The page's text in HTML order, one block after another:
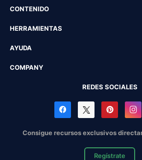
CONTENIDO
HERRAMIENTAS
AYUDA
COMPANY
REDES SOCIALES
Consigue recursos exclusivos
Regístrate